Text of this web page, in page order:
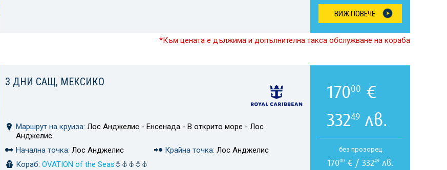
ВИЖ ПОВЕЧЕ
*Към цената е дължима и допълнителна такса обслужване на кораба
3 ДНИ САЩ, МЕКСИКО
Маршрут на круиза: Лос Анджелис - Енсенада - В открито море - Лос
Анджелис
Начална точка: Лос Анджелис Крайна точка: Лос Анджелис
Кораб: OVATION of the Seas
17000 €
33249 лв.
без прозорец
17000 € / 33249 лв.